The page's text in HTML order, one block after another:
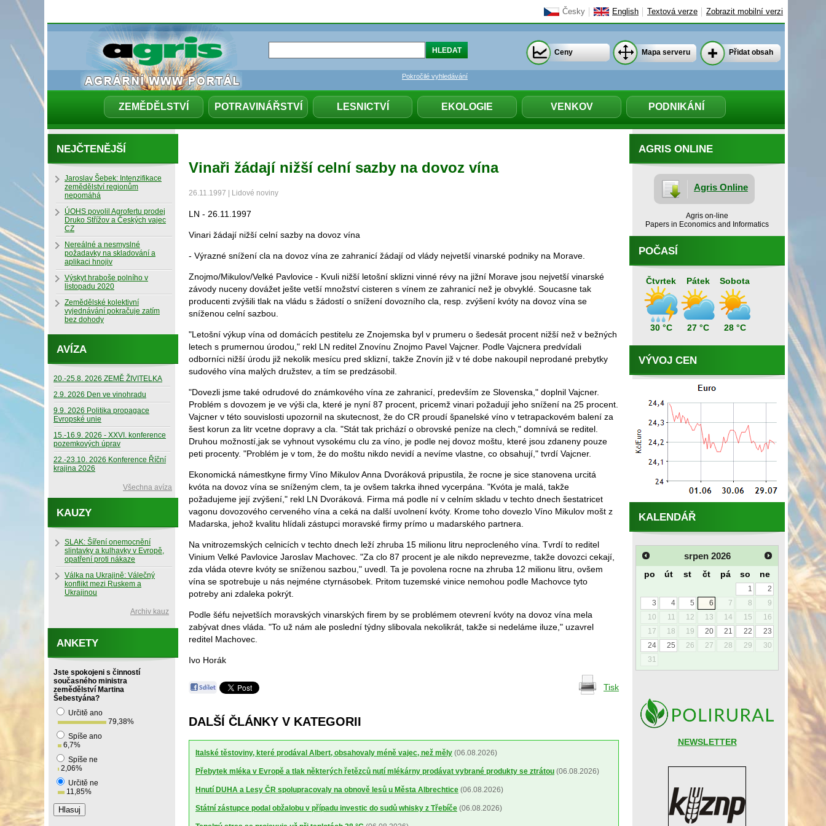
Česky English Textová verze Zobrazit mobilní verzi
ZEMĚDĚLSTVÍ POTRAVINÁŘSTVÍ LESNICTVÍ EKOLOGIE VENKOV PODNIKÁNÍ
Pokročilé vyhledávání
Ceny Mapa serveru Přidat obsah
Vinaři žádají nižší celní sazby na dovoz vína
26.11.1997 | Lidové noviny
LN - 26.11.1997
Vinari žádají nižší celní sazby na dovoz vína
- Výrazné snížení cla na dovoz vína ze zahranicí žádají od vlády nejvetší vinarské podniky na Morave.
Znojmo/Mikulov/Velké Pavlovice - Kvuli nižší letošní sklizni vinné révy na jižní Morave jsou nejvetší vinarské
závody nuceny dovážet ješte vetší množství cisteren s vínem ze zahranicí než je obvyklé. Soucasne tak
producenti zvýšili tlak na vládu s žádostí o snížení dovozního cla, resp. zvýšení kvóty na dovoz vína se
sníženou celní sazbou.
"Letošní výkup vína od domácích pestitelu ze Znojemska byl v prumeru o šedesát procent nižší než v bežných
letech s prumernou úrodou," rekl LN reditel Znovínu Znojmo Pavel Vajcner. Podle Vajcnera predvídali
odborníci nižší úrodu již nekolik mesícu pred sklizní, takže Znovín již v té dobe nakoupil neprodané prebytky
sudového vína malých družstev, a tím se predzásobil.
"Dovezli jsme také odrudové do známkového vína ze zahranicí, predevším ze Slovenska," doplnil Vajcner.
Problém s dovozem je ve výši cla, které je nyní 87 procent, pricemž vinari požadují jeho snížení na 25 procent.
Vajcner v této souvislosti upozornil na skutecnost, že do CR proudí španelské víno v tetrapackovém balení za
šest korun za litr vcetne dopravy a cla. "Stát tak prichází o obrovské peníze na clech," domnívá se reditel.
Druhou možností,jak se vyhnout vysokému clu za víno, je podle nej dovoz moštu, které jsou zdaneny pouze
peti procenty. "Problém je v tom, že do moštu nikdo nevidí a nevíme vlastne, co obsahují," tvrdí Vajcner.
Ekonomická námestkyne firmy Víno Mikulov Anna Dvoráková pripustila, že rocne je sice stanovena urcitá
kvóta na dovoz vína se sníženým clem, ta je ovšem takrka ihned vycerpána. "Kvóta je malá, takže
požadujeme její zvýšení," rekl LN Dvoráková. Firma má podle ní v celním skladu v techto dnech šestatricet
vagonu dovozového cerveného vína a ceká na další uvolnení kvóty. Krome toho dovezlo Víno Mikulov mošt z
Madarska, jehož kvalitu hlídali zástupci moravské firmy prímo u madarského partnera.
Na vnitrozemských celnicích v techto dnech leží zhruba 15 milionu litru neprocleného vína. Tvrdí to reditel
Vinium Velké Pavlovice Jaroslav Machovec. "Za clo 87 procent je ale nikdo neprevezme, takže dovozci cekají,
zda vláda otevre kvóty se sníženou sazbou," uvedl. Ta je povolena rocne na zhruba 12 milionu litru, ovšem
vína se spotrebuje u nás nejméne ctyrnásobek. Pritom tuzemské vinice nemohou podle Machovce tyto
potreby ani zdaleka pokrýt.
Podle šéfu nejvetších moravských vinarských firem by se problémem otevrení kvóty na dovoz vína mela
zabývat dnes vláda. "To už nám ale poslední týdny slibovala nekolikrát, takže si nedeláme iluze," uzavrel
reditel Machovec.
Ivo Horák
Tisk
DALŠÍ ČLÁNKY V KATEGORII
Italské těstoviny, které prodával Albert, obsahovaly méně vajec, než měly (06.08.2026)
Přebytek mléka v Evropě a tlak některých řetězců nutí mlékárny prodávat vybrané produkty se ztrátou (06.08.2026)
Hnutí DUHA a Lesy ČR spolupracovaly na obnově lesů u Města Albrechtice (06.08.2026)
Státní zástupce podal obžalobu v případu investic do sudů whisky z Třebíče (06.08.2026)
AGRIS ONLINE
Agris Online
Agris on-line
Papers in Economics and Informatics
POČASÍ
Čtvrtek
30 °C
Pátek
27 °C
Sobota
28 °C
VÝVOJ CEN
KALENDÁŘ
srpen 2026
po út st čt pá so ne
1
2
3
4 5 6 7 8
9
10
11 12 13 14 15
16
17
18 19 20 21 22
23
24
25 26 27 28 29
30
31
NEWSLETTER
NEJČTENĚJŠÍ
Jaroslav Šebek: Intenzifikace
zemědělství regionům
nepomáhá
ÚOHS povolil Agrofertu prodej
Druko Střížov a Českých vajec
CZ
Nereálné a nesmyslné
požadavky na skladování a
aplikaci hnojiv
Výskyt hraboše polního v
listopadu 2020
Zemědělské kolektivní
vyjednávání pokračuje zatím
bez dohody
AVÍZA
20.-25.8. 2026 ZEMĚ ŽIVITELKA
2.9. 2026 Den ve vinohradu
9.9. 2026 Politika propagace
Evropské unie
15.-16.9. 2026 - XXVI. konference
pozemkových úprav
22.-23.10. 2026 Konference Říční
krajina 2026
Všechna avíza
KAUZY
SLAK: Šíření onemocnění
slintavky a kulhavky v Evropě,
opatření proti nákaze
Válka na Ukrajině: Válečný
konflikt mezi Ruskem a
Ukrajinou
Archiv kauz
ANKETY
Jste spokojeni s činností
současného ministra
zemědělství Martina
Šebestyána?
Určitě ano
79,38%
Spíše ano
6,7%
Spíše ne
2,06%
Určitě ne
11,85%